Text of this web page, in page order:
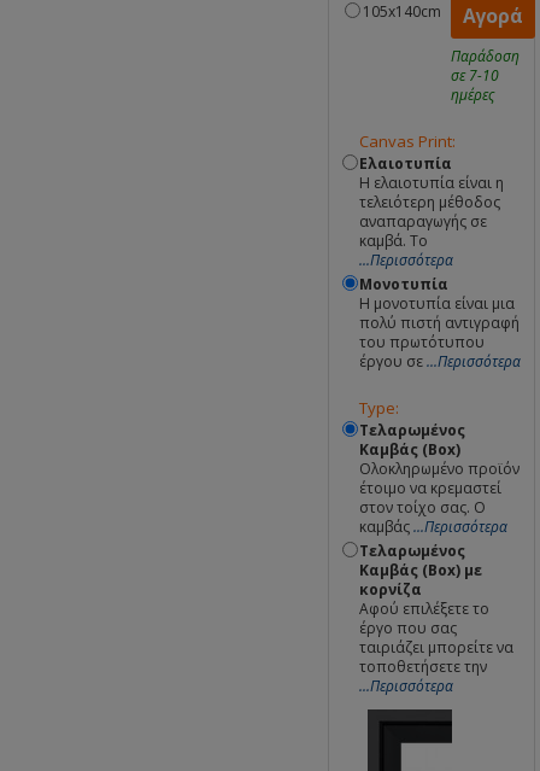
105x140cm
Αγορά
Παράδοση
σε 7-10
ημέρες
Canvas Print:
Ελαιοτυπία
Η ελαιοτυπία είναι η
τελειότερη μέθοδος
αναπαραγωγής σε
καμβά. Το
...Περισσότερα
Μονοτυπία
Η μονοτυπία είναι μια
πολύ πιστή αντιγραφή
του πρωτότυπου
έργου σε...Περισσότερα
Type:
Τελαρωμένος
Καμβάς (Box)
Ολοκληρωμένο προϊόν
έτοιμο να κρεμαστεί
στον τοίχο σας. Ο
καμβάς...Περισσότερα
Τελαρωμένος
Καμβάς (Box) με
κορνίζα
Αφού επιλέξετε το
έργο που σας
ταιριάζει μπορείτε να
τοποθετήσετε την
...Περισσότερα